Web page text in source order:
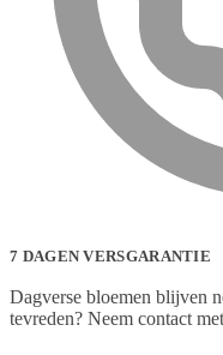
7 DAGEN VERSGARANTIE
Dagverse bloemen blijven
tevreden? Neem contact